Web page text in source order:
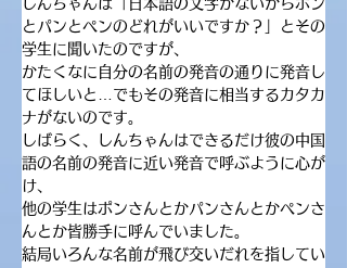
しんちゃんは「日本語の文字がないからポン
とパンとペンのどれがいいですか？」とその
学生に聞いたのですが、
かたくなに自分の名前の発音の通りに発音し
てほしいと…でもその発音に相当するカタカ
ナがないのです。
しばらく、しんちゃんはできるだけ彼の中国
語の名前の発音に近い発音で呼ぶように心が
け、
他の学生はポンさんとかパンさんとかペンさ
んとか皆勝手に呼んでいました。
結局いろんな名前が飛び交いだれを指してい